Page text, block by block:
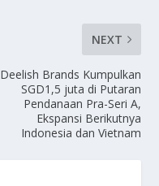
NEXT
Deelish Brands Kumpulkan
SGD1,5 juta di Putaran
Pendanaan Pra-Seri A,
Ekspansi Berikutnya
Indonesia dan Vietnam